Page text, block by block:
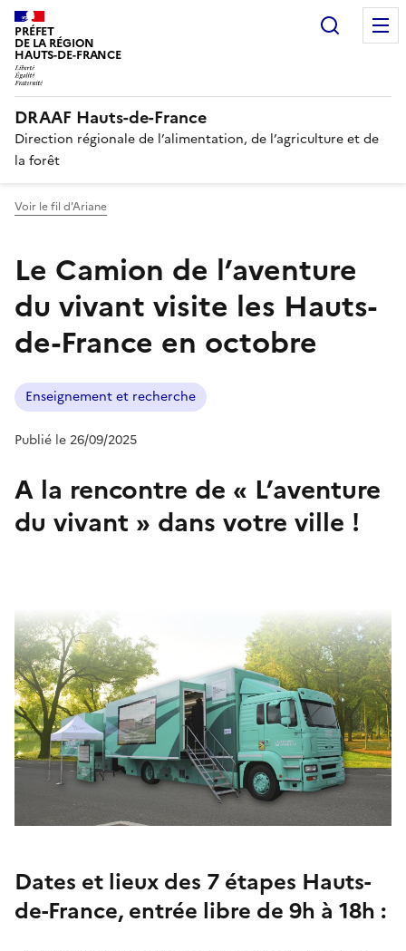
PRÉFET
DE LA RÉGION
HAUTS-DE-FRANCE
DRAAF Hauts-de-France
Direction régionale de l’alimentation, de l’agriculture et de
la forêt
Voir le fil d'Ariane
Le Camion de l’aventure
du vivant visite les Hauts-
de-France en octobre
Enseignement et recherche
Publié le 26/09/2025
A la rencontre de « L’aventure
du vivant » dans votre ville !
Dates et lieux des 7 étapes Hauts-
de-France, entrée libre de 9h à 18h :